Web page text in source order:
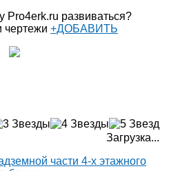
Pro4erk.ru развиваться?
чертежи +ДОБАВИТЬ
Загрузка...
части 4-х этажного